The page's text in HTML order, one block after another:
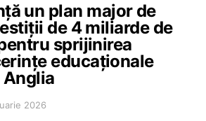
un plan major de
de 4 miliarde de
sprijinirea
educaționale
Anglia
2026